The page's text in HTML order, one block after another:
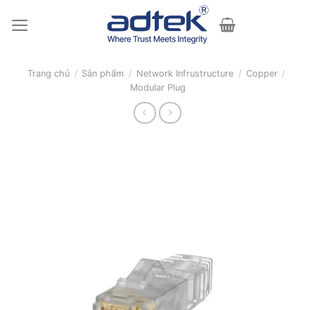
Trang chủ / Sản phẩm / Network Infrustructure / Copper /
Modular Plug